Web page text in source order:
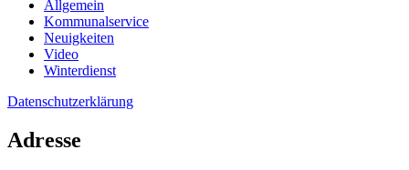
Allgemein
Kommunalservice
Neuigkeiten
Video
Winterdienst
Datenschutzerklärung
Adresse